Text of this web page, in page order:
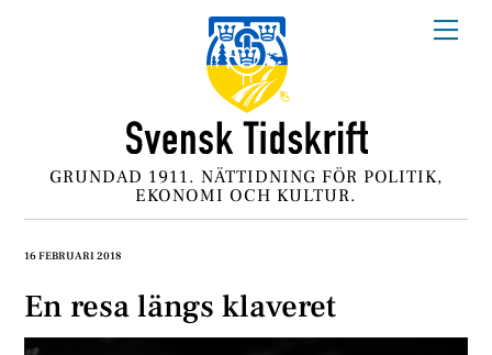
GRUNDAD 1911. NÄTTIDNING FÖR POLITIK,
EKONOMI OCH KULTUR.
16 FEBRUARI 2018
En resa längs klaveret